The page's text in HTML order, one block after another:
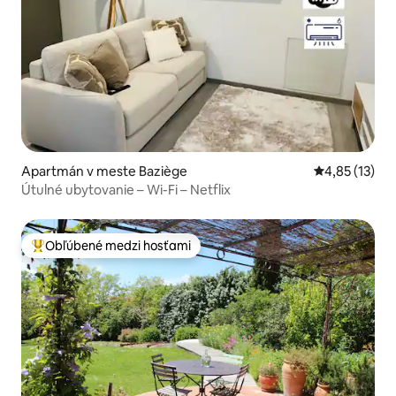
Apartmán v meste Baziège Priemerné
4,85 (13)
Útulné ubytovanie – Wi-Fi – Netflix
Najobľúbenejšie medzi hosťami
Obľúbené medzi hosťami